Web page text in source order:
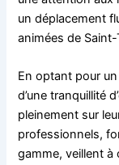
un déplacement
animées de
En optant pour
d’une tranquillité
pleinement sur
professionnels,
gamme, veillent à